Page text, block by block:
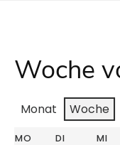
Woche
Monat Woche
MO DI MI